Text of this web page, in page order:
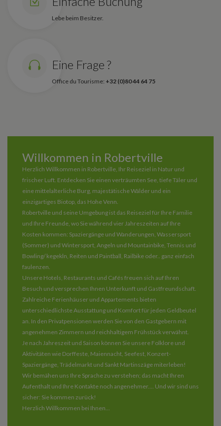
Lebe beim Besitzer.
Eine Frage ?
Office du Tourisme: +32 (0)80 44 64 75
Willkommen in Robertville
Herzlich Willkommen in Robertville, Ihr Reiseziel in Natur und
frischer Luft. Entdecken Sie einen verträumten See, tiefe Täler und
eine mittelalterliche Burg, majestätische Wälder und ein
einzigartiges Biotop, das Hohe Venn.
Robertville und seine Umgebung ist das Reiseziel für Ihre Familie
und Ihre Freunde, wo Sie während vier Jahreszeiten auf Ihre
Kosten kommen: Spaziergänge und Wanderungen, Wassersport
(Sommer) und Wintersport, Angeln und Mountainbike, Tennis und
Bowling/ kegekln, Reiten und Paintball, Railbike oder.. ganz einfach
faulenzen.
Unsere Hotels, Restaurants und Cafés freuen sich auf Ihren
Besuch und versprechen Ihnen Unterkunft und Gastfreundschaft.
Zahlreiche Ferienhäuser und Appartements bieten
unterschiedlichste Ausstattung und Komfort für jeden Geldbeutel
an. In den Privatpensionen werden Sie von den Gastgebern mit
angenehmen Zimmern und reichhaltigem Frühstück verwähnt.
Je nach Jahreszeit und Saison können Sie unsere Folklore und
Aktivitäten wie Dorffeste, Maiennacht, Seefest, Konzert-
Spaziergänge, Trädelmarkt und Sankt Martinszäge miterleben!
Wir bemähen uns Ihre Sprache zu verstehen; das macht Ihren
Aufenthalt und Ihre Kontakte noch angenehmer.... Und wir sind uns
sicher: Sie kommen zurück!
Herzlich Willkommen bei Ihnen...